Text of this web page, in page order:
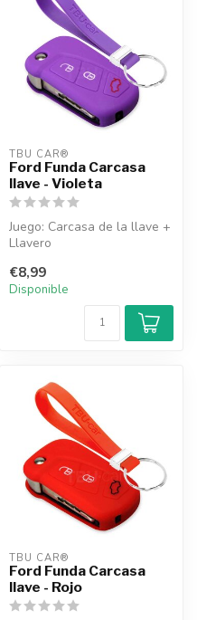
TBU CAR®
Ford Funda Carcasa
llave - Violeta
Juego: Carcasa de la llave +
Llavero
€8,99
Disponible
TBU CAR®
Ford Funda Carcasa
llave - Rojo